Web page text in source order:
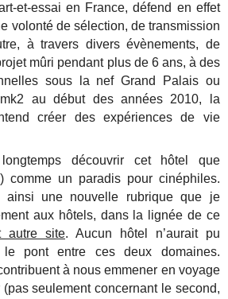
et-essai en France, défend en effet
volonté de sélection, de transmission
à travers divers évènements, de
mûri pendant plus de 6 ans, à des
sous la nef Grand Palais ou
au début des années 2010, la
créer des expériences de vie
découvrir cet hôtel que
comme un paradis pour cinéphiles.
ainsi une nouvelle rubrique que je
aux hôtels, dans la lignée de ce
autre site. Aucun hôtel n’aurait pu
pont entre ces deux domaines.
à nous emmener en voyage
seulement concernant le second,